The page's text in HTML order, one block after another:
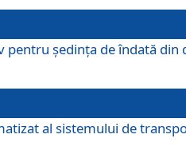
ședința de îndată
al sistemului de